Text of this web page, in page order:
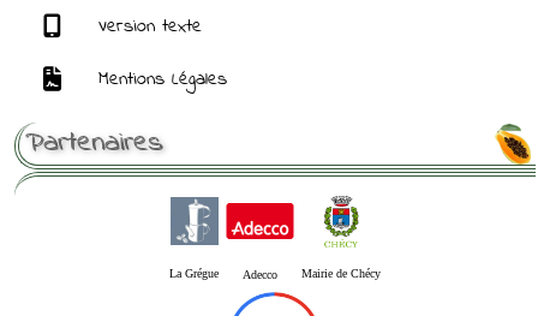
Version texte
Mentions Légales
Partenaires
La Grégue Adecco Mairie de Chécy